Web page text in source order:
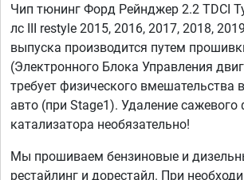
Чип тюнинг Форд Рейнджер 2.2 TDCI
лс III restyle 2015, 2016, 2017, 2018,
выпуска производится путем
(Электронного Блока Управления
требует физического вмешательства
авто (при Stage1). Удаление сажевого
катализатора необязательно!
Мы прошиваем бензиновые и
рестайлинг и дорестайл. При